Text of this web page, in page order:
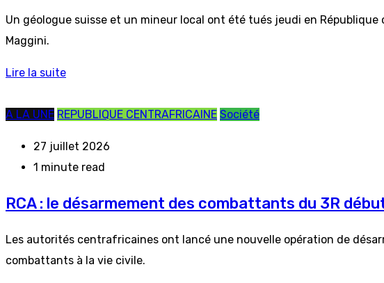
Un géologue suisse et un mineur local ont été tués jeudi en
Maggini.
Lire la suite
A LA UNE REPUBLIQUE CENTRAFRICAINE Société
27 juillet 2026
1 minute read
RCA : le désarmement des combattants du 3R
Les autorités centrafricaines ont lancé une nouvelle opération de
combattants à la vie civile.